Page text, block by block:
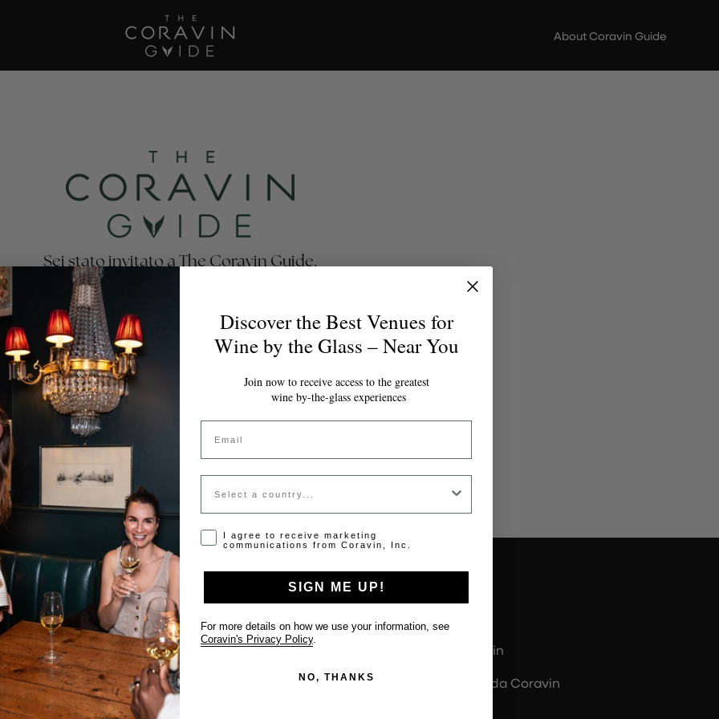
About Coravin Guide
Sei stato invitato a The Coravin Guide.
Guide mette in risalto i programmi di vino al bicchiere di
bar, hotel e club privati che celebrano la varietà e la scoperta
affinché gli amanti del vino possano trovare il calice perfetto
per ogni occasione.
LE MODIFICHE VENGONO SALVATE AUTOMATICAMENTE MENTRE COMPILI IL MODULO.
non valido o scaduto
prega di contattare l'amministratore per un token valido.
Supporto
Contattaci
Inserisci il tuo locale
FAQ’s
Informazioni su Coravin
Informazioni sulla Guida Coravin
Discover the Best Venues for
Wine by the Glass – Near You
Join now to receive access to the greatest
wine by-the-glass experiences
Email
Country
Opt-in disclaimer
I agree to receive marketing
communications from Coravin, Inc.
SIGN ME UP!
For more details on how we use your information, see
Coravin's Privacy Policy
NO, THANKS